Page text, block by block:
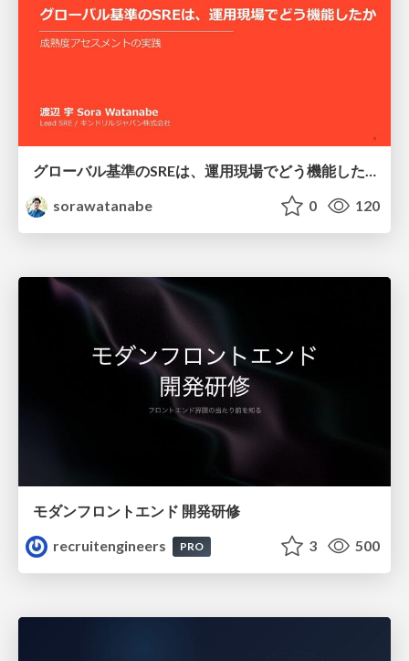
sorawatanabe
0 120
モダンフロントエンド 開発研修
recruitengineers
PRO 3 500